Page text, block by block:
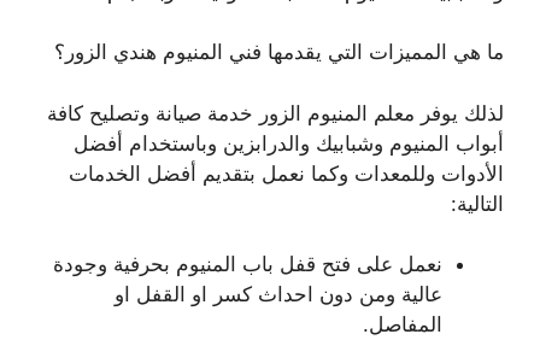
ما هي المميزات التي يقدمها فني المنيوم هندي الزور؟
لذلك يوفر معلم المنيوم الزور خدمة صيانة وتصليح كافة
أبواب المنيوم وشبابيك والدرابزين وباستخدام أفضل
الأدوات وللمعدات وكما نعمل بتقديم أفضل الخدمات
التالية:
نعمل على فتح قفل باب المنيوم بحرفية وجودة
عالية ومن دون احداث كسر او القفل او
المفاصل.